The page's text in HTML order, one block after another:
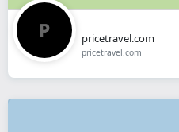
pricetravel.com
pricetravel.com